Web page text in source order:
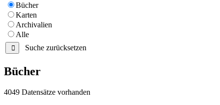
Bücher
Karten
Archivalien
Alle
Suche zurücksetzen
Bücher
4049 Datensätze vorhanden